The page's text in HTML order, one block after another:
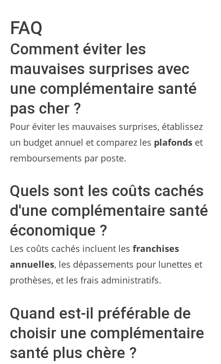
FAQ
Comment éviter les
mauvaises surprises avec
une complémentaire santé
pas cher ?
Pour éviter les mauvaises surprises, établissez
un budget annuel et comparez les plafonds et
remboursements par poste.
Quels sont les coûts cachés
d'une complémentaire santé
économique ?
Les coûts cachés incluent les franchises
annuelles, les dépassements pour lunettes et
prothèses, et les frais administratifs.
Quand est-il préférable de
choisir une complémentaire
santé plus chère ?